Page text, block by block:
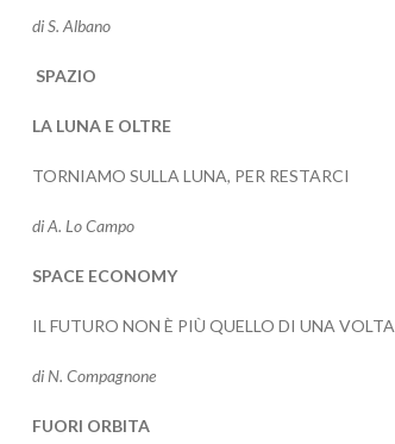
di S. Albano
SPAZIO
LA LUNA E OLTRE
TORNIAMO SULLA LUNA, PER RESTARCI
di A. Lo Campo
SPACE ECONOMY
IL FUTURO NON È PIÙ QUELLO DI UNA VOLTA
di N. Compagnone
FUORI ORBITA